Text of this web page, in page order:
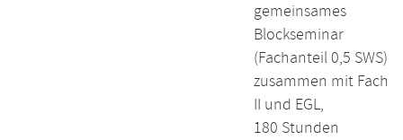
gemeinsames
Blockseminar
(Fachanteil 0,5 SWS)
zusammen mit Fach
II und EGL,
180 Stunden